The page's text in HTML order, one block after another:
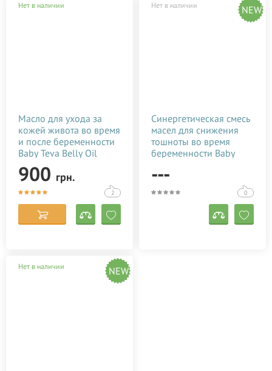
Нет в наличии
Масло для ухода за
кожей живота во время
и после беременности
Baby Teva Belly Oil
Fresh Massage Oil 100
мл 7290010384051
900 грн.
2
Нет в наличии NEW
Синергетическая смесь
масел для снижения
тошноты во время
беременности Baby
7290010384150
---
0
Нет в наличии NEW